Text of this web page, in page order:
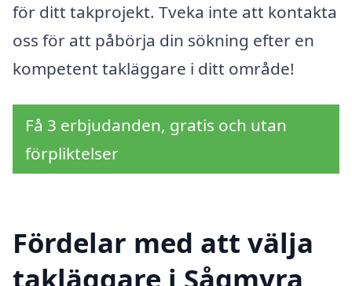
för ditt takprojekt. Tveka inte att kontakta
oss för att påbörja din sökning efter en
kompetent takläggare i ditt område!
Få 3 erbjudanden, gratis och utan
förpliktelser
Fördelar med att välja
takläggare i Sågmyra